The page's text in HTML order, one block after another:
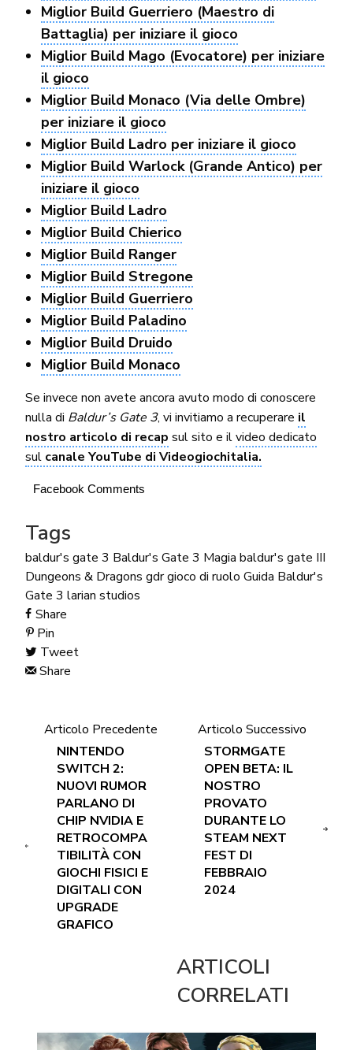
Miglior Build Guerriero (Maestro di
Battaglia) per iniziare il gioco
Miglior Build Mago (Evocatore) per iniziare
il gioco
Miglior Build Monaco (Via delle Ombre)
per iniziare il gioco
Miglior Build Ladro per iniziare il gioco
Miglior Build Warlock (Grande Antico) per
iniziare il gioco
Miglior Build Ladro
Miglior Build Chierico
Miglior Build Ranger
Miglior Build Stregone
Miglior Build Guerriero
Miglior Build Paladino
Miglior Build Druido
Miglior Build Monaco
Se invece non avete ancora avuto modo di conoscere
nulla di Baldur’s Gate 3, vi invitiamo a recuperare il
nostro articolo di recap sul sito e ilvideo dedicato
sul canale YouTube di Videogiochitalia.
Facebook Comments
Tags
baldur's gate 3 Baldur's Gate 3 Magia baldur's gate III
Dungeons & Dragons gdrgioco di ruolo Guida Baldur's
Gate 3 larian studios
Share
Pin
Tweet
Share
Articolo Precedente
NINTENDO
SWITCH 2:
NUOVI RUMOR
PARLANO DI
CHIP NVIDIA E
RETROCOMPA
TIBILITÀ CON
GIOCHI FISICI E
DIGITALI CON
UPGRADE
GRAFICO
Articolo Successivo
STORMGATE
OPEN BETA: IL
NOSTRO
PROVATO
DURANTE LO
STEAM NEXT
FEST DI
FEBBRAIO
2024
ARTICOLI
CORRELATI